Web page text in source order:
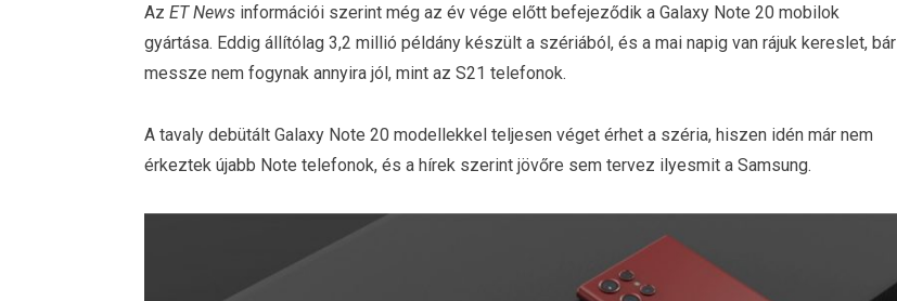
Az ET News információi szerint még az év vége előtt befejeződik a Galaxy Note 20 mobilok
gyártása. Eddig állítólag 3,2 millió példány készült a szériából, és a mai napig van rájuk kereslet, bár
messze nem fogynak annyira jól, mint az S21 telefonok.
A tavaly debütált Galaxy Note 20 modellekkel teljesen véget érhet a széria, hiszen idén már nem
érkeztek újabb Note telefonok, és a hírek szerint jövőre sem tervez ilyesmit a Samsung.